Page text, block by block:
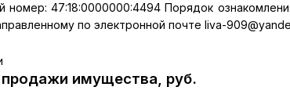
номер: 47:18:0000000:4494 Порядок
по электронной почте liva-
имущества, руб.